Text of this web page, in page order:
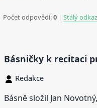
Počet odpovědí:0 |Stálý odkaz
Básničky k recitaci
Redakce
Básně složil Jan